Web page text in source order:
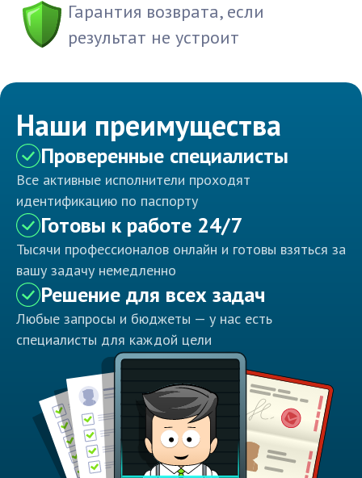
Гарантия возврата, если
результат не устроит
Наши преимущества
Проверенные специалисты
Все активные исполнители проходят
идентификацию по паспорту
Готовы к работе 24/7
Тысячи профессионалов онлайн и готовы взяться за
вашу задачу немедленно
Решение для всех задач
Любые запросы и бюджеты — у нас есть
специалисты для каждой цели